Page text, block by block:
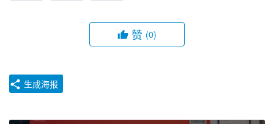
赞 (0)
生成海报